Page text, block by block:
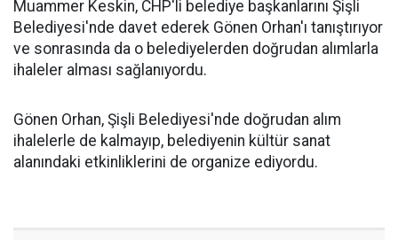
Muammer Keskin, CHP'li belediye başkanlarını Şişli
Belediyesi'nde davet ederek Gönen Orhan'ı tanıştırıyor
ve sonrasında da o belediyelerden doğrudan alımlarla
ihaleler alması sağlanıyordu.
Gönen Orhan, Şişli Belediyesi'nde doğrudan alım
ihalelerle de kalmayıp, belediyenin kültür sanat
alanındaki etkinliklerini de organize ediyordu.